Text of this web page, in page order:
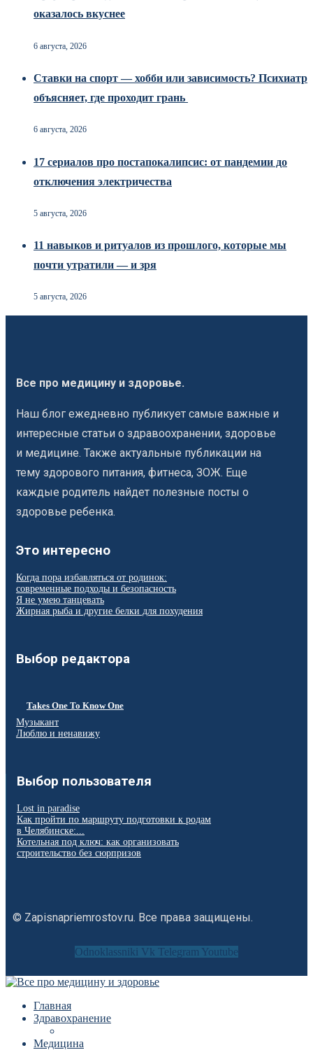
оказалось вкуснее
6 августа, 2026
Ставки на спорт — хобби или зависимость? Психиатр
объясняет, где проходит грань
6 августа, 2026
17 сериалов про постапокалипсис: от пандемии до
отключения электричества
5 августа, 2026
11 навыков и ритуалов из прошлого, которые мы
почти утратили — и зря
5 августа, 2026
Все про медицину и здоровье.
Наш блог ежедневно публикует самые важные и
интересные статьи о здравоохранении, здоровье
и медицине. Также актуальные публикации на
тему здорового питания, фитнеса, ЗОЖ. Еще
каждые родитель найдет полезные посты о
здоровье ребенка.
Это интересно
Когда пора избавляться от родинок:
современные подходы и безопасность
Я не умею танцевать
Жирная рыба и другие белки для похудения
Выбор редактора
Takes One To Know One
Музыкант
Люблю и ненавижу
Выбор пользователя
Lost in paradise
Как пройти по маршруту подготовки к родам
в Челябинске:...
Котельная под ключ: как организовать
строительство без сюрпризов
© Zapisnapriemrostov.ru. Все права защищены.
Odnoklassniki Vk Telegram Youtube
Главная
Здравохранение
Медицина